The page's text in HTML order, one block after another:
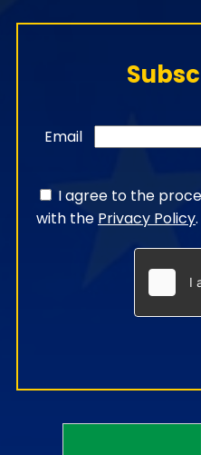
Email
I agree to the
with the Privacy Policy.